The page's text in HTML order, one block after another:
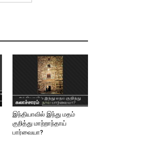
கலாச்சாரம்
இந்தியாவில் இந்து மதம்
குறித்து மாற்றாந்தாய்
பார்வையா?